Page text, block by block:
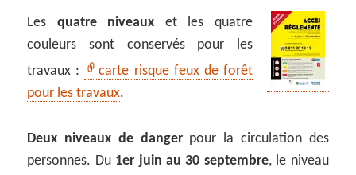
Les quatre niveaux et les quatre
couleurs sont conservés pour les
travaux :
carte risque feux de forêt
pour les travaux.
Deux niveaux de dangerpour la circulation des
personnes. Du 1er juin au 30 septembre, le niveau